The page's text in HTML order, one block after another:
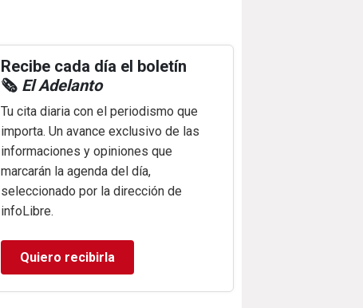
Recibe cada día el boletín
🗞️ El Adelanto
Tu cita diaria con el periodismo que
importa. Un avance exclusivo de las
informaciones y opiniones que
marcarán la agenda del día,
seleccionado por la dirección de
infoLibre.
Quiero recibirla